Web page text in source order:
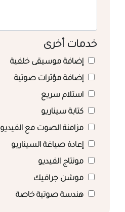
خدمات أخرى
إضافة موسيقى خلفية
إضافة مؤثرات صوتية
استلام سريع
كتابة سيناريو
مزامنة الصوت مع الفيديو
إعادة صياغة السيناريو
مونتاج الفيديو
موشن جرافيك
هندسة صوتية خاصة